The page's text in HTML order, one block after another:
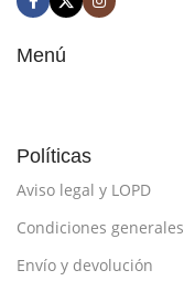
Menú
Políticas
Aviso legal y LOPD
Condiciones generales
Envío y devolución